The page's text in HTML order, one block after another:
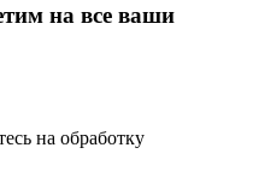
на все ваши
на обработку